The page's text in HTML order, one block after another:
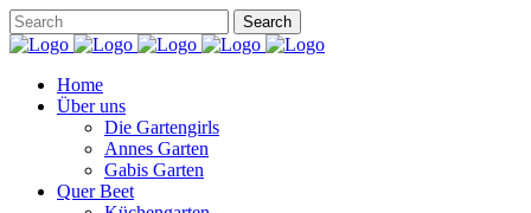
Home
Über uns
Die Gartengirls
Annes Garten
Gabis Garten
Quer Beet